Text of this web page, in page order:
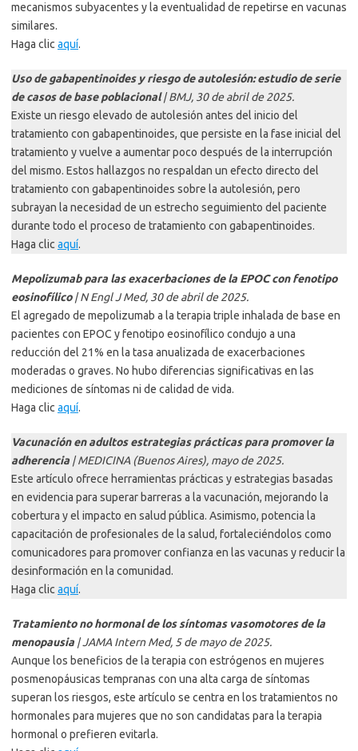
mecanismos subyacentes y la eventualidad de repetirse en vacunas
similares.
Haga clicaquí.
Uso de gabapentinoides y riesgo de autolesión: estudio de serie
de casos de base poblacional| BMJ, 30 de abril de 2025.
Existe un riesgo elevado de autolesión antes del inicio del
tratamiento con gabapentinoides, que persiste en la fase inicial del
tratamiento y vuelve a aumentar poco después de la interrupción
del mismo. Estos hallazgos no respaldan un efecto directo del
tratamiento con gabapentinoides sobre la autolesión, pero
subrayan la necesidad de un estrecho seguimiento del paciente
durante todo el proceso de tratamiento con gabapentinoides.
Haga clic aquí.
Mepolizumab para las exacerbaciones de la EPOC con fenotipo
eosinofílico| N Engl J Med, 30 de abril de 2025.
El agregado de mepolizumab a la terapia triple inhalada de base en
pacientes con EPOC y fenotipo eosinofílico condujo a una
reducción del 21% en la tasa anualizada de exacerbaciones
moderadas o graves. No hubo diferencias significativas en las
mediciones de síntomas ni de calidad de vida.
Haga clicaquí.
Vacunación en adultos estrategias prácticas para promover la
adherencia | MEDICINA (Buenos Aires), mayo de 2025.
Este artículo ofrece herramientas prácticas y estrategias basadas
en evidencia para su­perar barreras a la vacunación, mejorando la
cobertura y el impacto en salud públi­ca. Asimismo, potencia la
capacitación de profesionales de la salud, fortaleciéndolos como
comunicadores para promover con­fianza en las vacunas y reducir la
desinfor­mación en la comunidad.
Haga clic aquí.
Tratamiento no hormonal de los síntomas vasomotores de la
menopausia | JAMA Intern Med, 5 de mayo de 2025.
Aunque los beneficios de la terapia con estrógenos en mujeres
posmenopáusicas tempranas con una alta carga de síntomas
superan los riesgos, este artículo se centra en los tratamientos no
hormonales para mujeres que no son candidatas para la terapia
hormonal o prefieren evitarla.